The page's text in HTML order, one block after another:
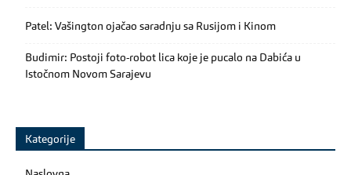
Patel: Vašington ojačao saradnju sa Rusijom i Kinom
Budimir: Postoji foto-robot lica koje je pucalo na Dabića u
Istočnom Novom Sarajevu
Kategorije